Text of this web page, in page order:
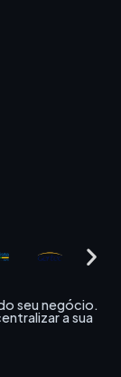
seu negócio.
a sua